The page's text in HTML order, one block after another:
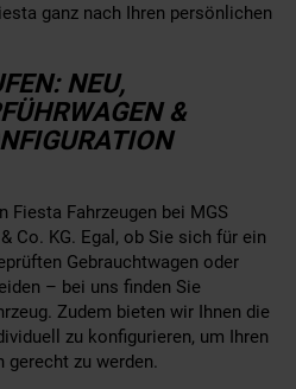
ganz nach Ihren persönlichen
NEU,
&
Fiesta Fahrzeugen bei MGS
Co. KG. Egal, ob Sie sich für ein
Gebrauchtwagen oder
– bei uns finden Sie
Zudem bieten wir Ihnen die
zu konfigurieren, um Ihren
gerecht zu werden.